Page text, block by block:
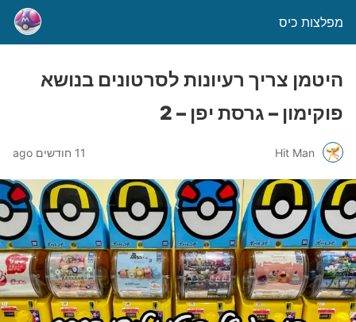
מפלצות כיס
היטמן צריך רעיונות לסרטונים בנושא
פוקימון – גרסת יפן – 2
Hit Man 11 חודשים ago